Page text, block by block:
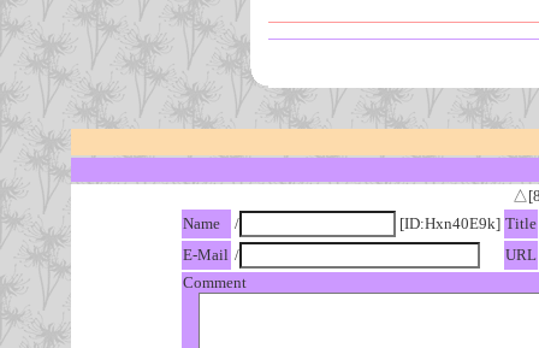
Name
/ [ID:Hxn40E9k] Title
E-Mail /
URL
Comment